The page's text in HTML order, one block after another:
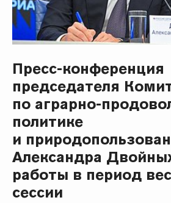
Пресс-конференция
председателя
по аграрно-
политике
и
Александра
работы в период
сессии